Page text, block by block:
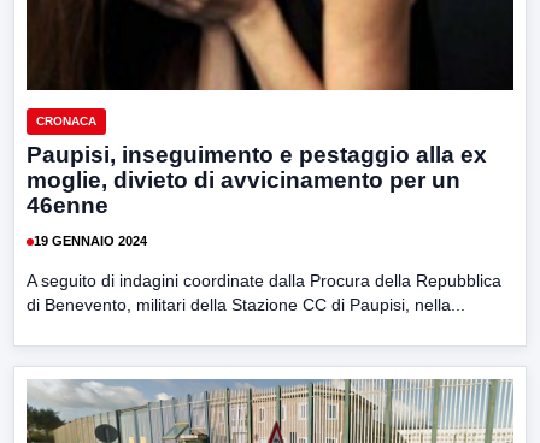
CRONACA
Paupisi, inseguimento e pestaggio alla ex
moglie, divieto di avvicinamento per un
46enne
19 GENNAIO 2024
A seguito di indagini coordinate dalla Procura della Repubblica
di Benevento, militari della Stazione CC di Paupisi, nella...